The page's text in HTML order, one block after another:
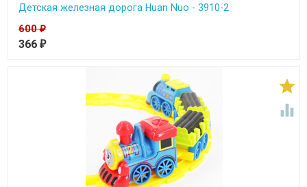
Детская железная дорога Huan Nuo - 3910-2
600₽
366 ₽

